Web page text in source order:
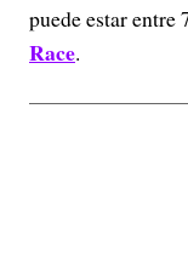
puede estar entre
Race.